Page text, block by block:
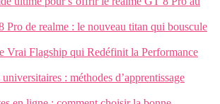
Pro de realme : le nouveau titan qui bouscule
Vrai Flagship qui Redéfinit la Performance
: méthodes d’apprentissage